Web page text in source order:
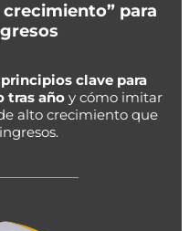
para
principios clave para
tras año y cómo imitar
alto crecimiento que